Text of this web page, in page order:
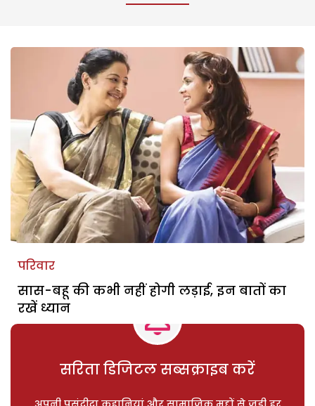
परिवार
सास-बहू की कभी नहीं होगी लड़ाई, इन बातों का
रखें ध्यान
सरिता डिजिटल सब्सक्राइब करें